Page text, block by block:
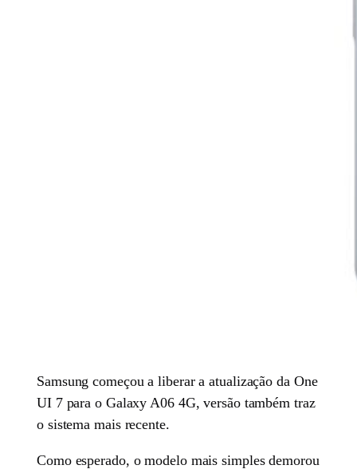
Samsung começou a liberar a atualização da One
UI 7 para o Galaxy A06 4G, versão também traz
o sistema mais recente.
Como esperado, o modelo mais simples demorou